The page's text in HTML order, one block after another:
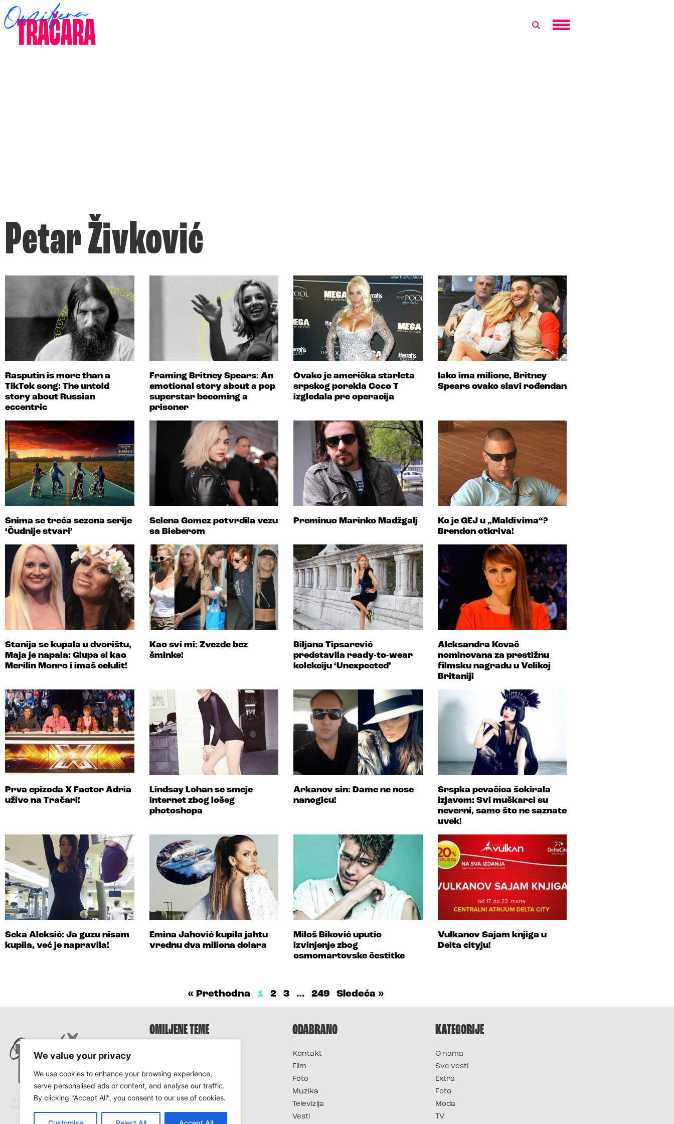
We value your privacy
We use cookies to enhance your browsing experience,
serve personalised ads or content, and analyse our traffic.
By clicking "Accept All", you consent to our use of cookies.
Petar Živković
Rasputin is more than a
TikTok song: The untold
story about Russian
eccentric
Framing Britney Spears: An
emotional story about a pop
superstar becoming a
prisoner
Ovako je američka starleta
srpskog porekla Coco T
izgledala pre operacija
Iako ima milione, Britney
Spears ovako slavi rođendan
Snima se treća sezona serije
‘Čudnije stvari’
Selena Gomez potvrdila vezu
sa Bieberom
Preminuo Marinko Madžgalj
Ko je GEJ u „Maldivima“?
Brendon otkriva!
Stanija se kupala u dvorištu,
Maja je napala: Glupa si kao
Merilin Monro i imaš celulit!
Kao svi mi: Zvezde bez
šminke!
Biljana Tipsarević
predstavila ready-to-wear
kolekciju ‘Unexpected’
Aleksandra Kovač
nominovana za prestižnu
filmsku nagradu u Velikoj
Britaniji
Prva epizoda X Factor Adria
uživo na Tračari!
Lindsay Lohan se smeje
internet zbog lošeg
photoshopa
Arkanov sin: Dame ne nose
nanogicu!
Srspka pevačica šokirala
izjavom: Svi muškarci su
neverni, samo što ne saznate
uvek!
Seka Aleksić: Ja guzu nisam
kupila, već je napravila!
Emina Jahović kupila jahtu
vrednu dva miliona dolara
Miloš Biković uputio
izvinjenje zbog
osmomartovske čestitke
Vulkanov Sajam knjiga u
Delta cityju!
« Prethodna 1 2 3 … 249 Sledeća »
PORTAL TRACARA.COM NE ODGOVARA ZA
SADRŽAJ I ISTINITOST TEKSTOVA PRENETIH
SA DRUGIH PORTALA.
OMILJENE TEME
Survivor Hrvatska
Survivor Srbija
ODABRANO
Kontakt
Film
Foto
Muzika
Televizija
Vesti
KATEGORIJE
O nama
Sve vesti
Extra
Foto
Moda
TV